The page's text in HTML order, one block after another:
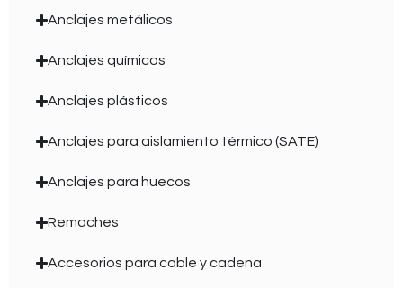
Anclajes metálicos
Anclajes químicos
Anclajes plásticos
Anclajes para aislamiento térmico (SATE)
Anclajes para huecos
Remaches
Accesorios para cable y cadena